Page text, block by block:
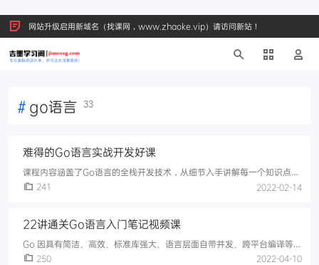
网站升级启用新域名（找课网，www.zhaoke.vip）请访问新站！
# go语言 33
难得的Go语言实战开发好课
课程内容涵盖了Go语言的全栈开发技术，从细节入手讲解每一个知识点。
整体化的对GO语言进行教学，完成知识点的教学后，更深一步的讲解
241 2022-02-14
22讲通关Go语言入门笔记视频课
Go 因具有简洁、高效、标准库强大、语言层面自带并发、跨平台编译等特
点，成为了云计算时代基础设施领域、云服务领域最具竞争力的编程语
250 2022-04-10